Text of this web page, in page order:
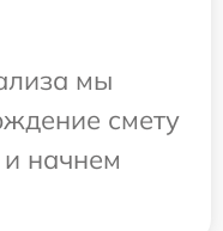
мы
смету
начнем